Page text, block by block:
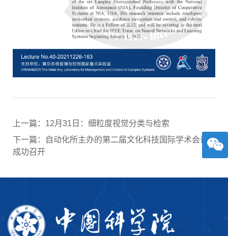
上一篇：12月31日：细粒度视觉分类与检索
下一篇：自动化所主办的第二届文化科技国际学术会议
成功召开